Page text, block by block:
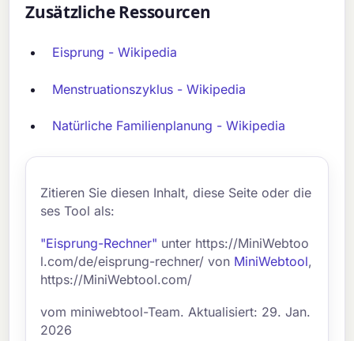
Zusätzliche Ressourcen
Eisprung - Wikipedia
Menstruationszyklus - Wikipedia
Natürliche Familienplanung - Wikipedia
Zitieren Sie diesen Inhalt, diese Seite oder die
ses Tool als:
"Eisprung-Rechner" unter https://MiniWebtoo
l.com/de/eisprung-rechner/ von MiniWebtool,
https://MiniWebtool.com/
vom miniwebtool-Team. Aktualisiert: 29. Jan.
2026